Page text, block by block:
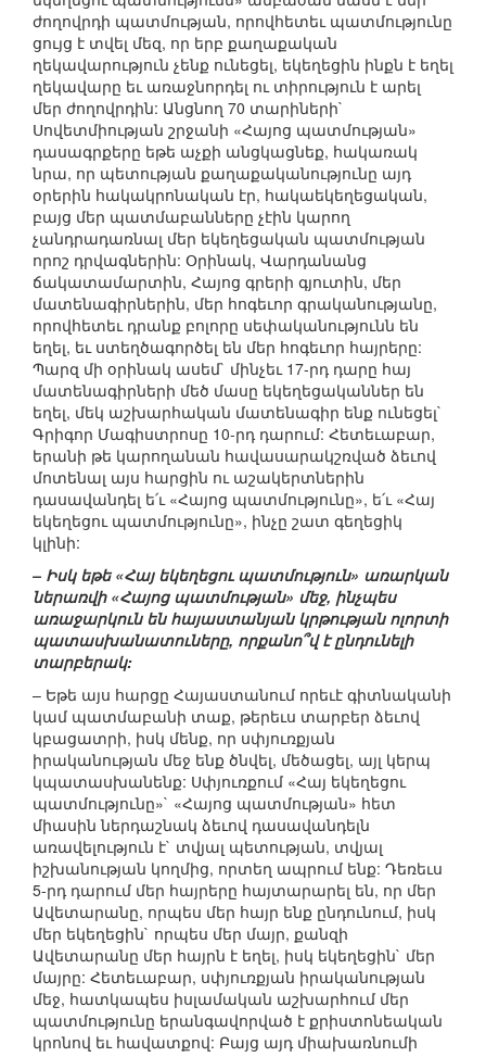
ժողովրդի պատմության, որովհետեւ պատմությունը
ցույց է տվել մեզ, որ երբ քաղաքական
ղեկավարություն չենք ունեցել, եկեղեցին ինքն է եղել
ղեկավարը եւ առաջնորդել ու տիրություն է արել
մեր ժողովրդին: Անցնող 70 տարիների`
Սովետմիության շրջանի «Հայոց պատմության»
դասագրքերը եթե աչքի անցկացնեք, հակառակ
նրա, որ պետության քաղաքականությունը այդ
օրերին հակակրոնական էր, հակաեկեղեցական,
բայց մեր պատմաբանները չէին կարող
չանդրադառնալ մեր եկեղեցական պատմության
որոշ դրվագներին: Օրինակ, Վարդանանց
ճակատամարտին, Հայոց գրերի գյուտին, մեր
մատենագիրներին, մեր հոգեւոր գրականությանը,
որովհետեւ դրանք բոլորը սեփականությունն են
եղել, եւ ստեղծագործել են մեր հոգեւոր հայրերը:
Պարզ մի օրինակ ասեմ` մինչեւ 17-րդ դարը հայ
մատենագիրների մեծ մասը եկեղեցականներ են
եղել, մեկ աշխարհական մատենագիր ենք ունեցել`
Գրիգոր Մագիստրոսը 10-րդ դարում: Հետեւաբար,
երանի թե կարողանան հավասարակշռված ձեւով
մոտենալ այս հարցին ու աշակերտներին
դասավանդել ե՛ւ «Հայոց պատմությունը», ե՛ւ «Հայ
եկեղեցու պատմությունը», ինչը շատ գեղեցիկ
կլինի:
– Իսկ եթե «Հայ եկեղեցու պատմություն» առարկան
ներառվի «Հայոց պատմության» մեջ, ինչպես
առաջարկուն են հայաստանյան կրթության ոլորտի
պատասխանատուները, որքանո՞վ է ընդունելի
տարբերակ:
– Եթե այս հարցը Հայաստանում որեւէ գիտնականի
կամ պատմաբանի տաք, թերեւս տարբեր ձեւով
կբացատրի, իսկ մենք, որ սփյուռքյան
իրականության մեջ ենք ծնվել, մեծացել, այլ կերպ
կպատասխանենք: Սփյուռքում «Հայ եկեղեցու
պատմությունը»` «Հայոց պատմության» հետ
միասին ներդաշնակ ձեւով դասավանդելն
առավելություն է` տվյալ պետության, տվյալ
իշխանության կողմից, որտեղ ապրում ենք: Դեռեւս
5-րդ դարում մեր հայրերը հայտարարել են, որ մեր
Ավետարանը, որպես մեր հայր ենք ընդունում, իսկ
մեր եկեղեցին` որպես մեր մայր, քանզի
Ավետարանը մեր հայրն է եղել, իսկ եկեղեցին` մեր
մայրը: Հետեւաբար, սփյուռքյան իրականության
մեջ, հատկապես իսլամական աշխարհում մեր
պատմությունը երանգավորված է քրիստոնեական
կրոնով եւ հավատքով: Բայց այդ միախառնումի